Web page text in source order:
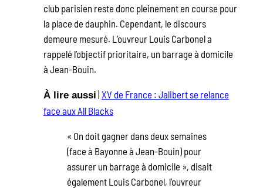
club parisien reste donc pleinement en course pour
la place de dauphin. Cependant, le discours
demeure mesuré. L’ouvreur Louis Carbonel a
rappelé l’objectif prioritaire, un barrage à domicile
à Jean-Bouin.
À lire aussi XV de France : Jalibert se relance
face aux All Blacks
« On doit gagner dans deux semaines
(face à Bayonne à Jean-Bouin) pour
assurer un barrage à domicile », disait
également Louis Carbonel, l’ouvreur